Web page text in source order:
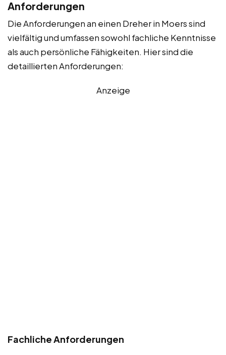
Anforderungen
Die Anforderungen an einen Dreher in Moers sind
vielfältig und umfassen sowohl fachliche Kenntnisse
als auch persönliche Fähigkeiten. Hier sind die
detaillierten Anforderungen:
Anzeige
Fachliche Anforderungen